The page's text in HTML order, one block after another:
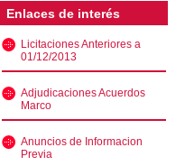
Enlaces de interés
Licitaciones Anteriores a
01/12/2013
Adjudicaciones Acuerdos
Marco
Anuncios de Informacion
Previa